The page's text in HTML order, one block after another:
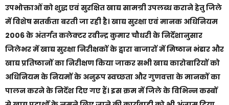
उपभोक्ताओं को शुद्ध एवं सुरक्षित खाद्य सामग्री उपलब्ध कराने हेतु जिले
में विशेष सतर्कता बरती जा रही है। खाद्य सुरक्षा एवं मानक अधिनियम
2006 के अंतर्गत कलेक्टर रवीन्‍द्र कुमार चौधरी के निर्देशानुसार
जिलेभर में खाद्य सुरक्षा निरीक्षकों के द्वारा बाजारों में मिष्ठान भंडार और
खाद्य प्रतिष्ठानों का निरीक्षण किया जाकर सभी खाद्य कारोबारियों को
अधिनियम के नियमों के अनुरूप स्वच्छता और गुणवत्ता के मानकों का
पालन करने के निर्देश दिए गए हैं। इस क्रम में जिले के विभिन्न कस्बों